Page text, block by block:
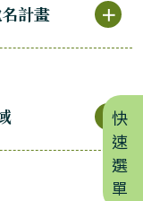
計畫 ＋
＋快
速
選
單